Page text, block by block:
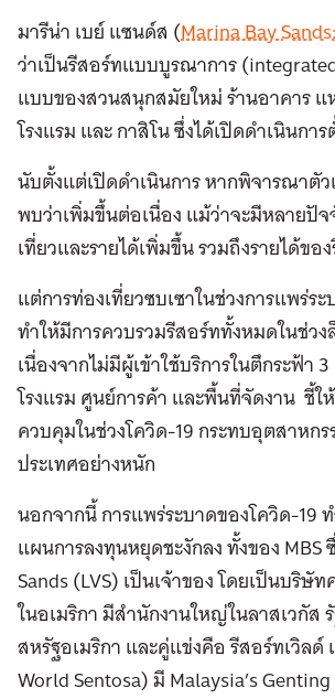
มารีน่า เบย์ แซนด์ส (Marina Bay
ว่าเป็นรีสอร์ทแบบบูรณาการ
แบบของสวนสนุกสมัยใหม่ ร้านอาคาร แ
โรงแรม และ กาสิโน ซึ่งได้เปิดดำเนินกา
นับตั้งแต่เปิดดำเนินการ หากพิจารณาตัว
พบว่าเพิ่มขึ้นต่อเนื่อง แม้ว่าจะมีหลายปั
เที่ยวและรายได้เพิ่มขึ้น รวมถึงรายได้ขอ
แต่การท่องเที่ยวซบเซาในช่วงการแพร่ร
ทำให้มีการควบรวมรีสอร์ททั้งหมดในช่ว
เนื่องจากไม่มีผู้เข้าใช้บริการในตึกระฟ้า
โรงแรม ศูนย์การค้า และพื้นที่จัดงาน ชี้ใ
ควบคุมในช่วงโควิด-19 กระทบอุตสาหก
ประเทศอย่างหนัก
นอกจากนี้ การแพร่ระบาดของโควิด-19
แผนการลงทุนหยุดชะงักลง ทั้งของ MBS
Sands (LVS) เป็นเจ้าของ โดยเป็นบริษั
ในอเมริกา มีสำนักงานใหญ่ในลาสเวกัส
สหรัฐอเมริกา และคู่แข่งคือ รีสอร์ทเวิลด์
World Sentosa) มี Malaysia’s